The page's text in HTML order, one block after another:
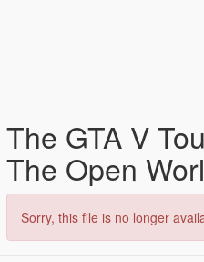
The GTA V
The Open
Sorry, this file is no longer